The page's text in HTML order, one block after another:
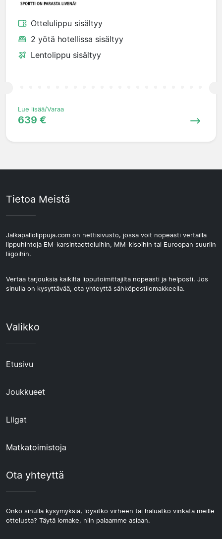
Ottelulippu sisältyy
2 yötä hotellissa sisältyy
Lentolippu sisältyy
Lue lisää/Varaa
639 €
Tietoa Meistä
Jalkapallolippuja.com on nettisivusto, jossa voit nopeasti vertailla
lippuhintoja EM-karsintaotteluihin, MM-kisoihin tai Euroopan suuriin
liigoihin.
Vertaa tarjouksia kaikilta lipputoimittajilta nopeasti ja helposti. Jos
sinulla on kysyttävää, ota yhteyttä sähköpostilomakkeella.
Valikko
Etusivu
Joukkueet
Liigat
Matkatoimistoja
Ota yhteyttä
Onko sinulla kysymyksiä, löysitkö virheen tai haluatko vinkata meille
ottelusta? Täytä lomake, niin palaamme asiaan.